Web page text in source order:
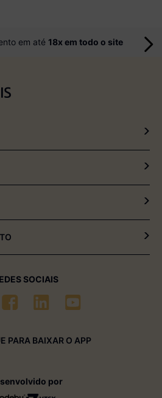
em até 18x em todo o site
às 17:30hrs)
feira)
SOCIAIS
PARA BAIXAR O APP
por